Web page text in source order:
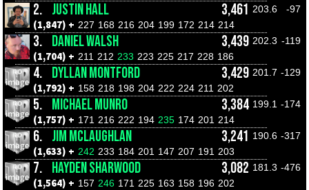
2. JUSTIN HALL 3,461 203.6 -97
(1,847) + 227 168 216 204 199 172 214 214
3. DANIEL WALSH 3,439 202.3 -119
(1,704) + 211 212 233 223 225 217 228 186
4. DYLLAN MONTFORD 3,429 201.7 -129
(1,792) + 158 218 198 204 222 224 211 202
5. MICHAEL MUNRO 3,384 199.1 -174
(1,757) + 171 216 222 194 235 174 201 214
6. JIM MCLAUGHLAN 3,241 190.6 -317
(1,633) + 242 233 184 201 147 207 191 203
7. HAYDEN SHARWOOD 3,082 181.3 -476
(1,564) + 157 246 171 225 163 158 196 202